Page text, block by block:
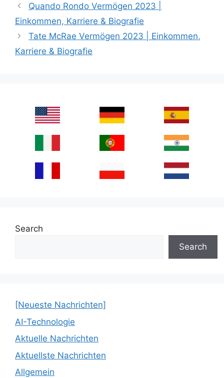
Quando Rondo Vermögen 2023 |
Einkommen, Karriere & Biografie
Tate McRae Vermögen 2023 | Einkommen,
Karriere & Biografie
Search
Search
[Neueste Nachrichten]
AI-Technologie
Aktuelle Nachrichten
Aktuellste Nachrichten
Allgemein